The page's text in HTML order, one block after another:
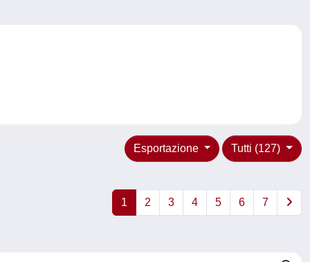
Tutti (127)
Esportazione
1 2 3 4 5 6 7